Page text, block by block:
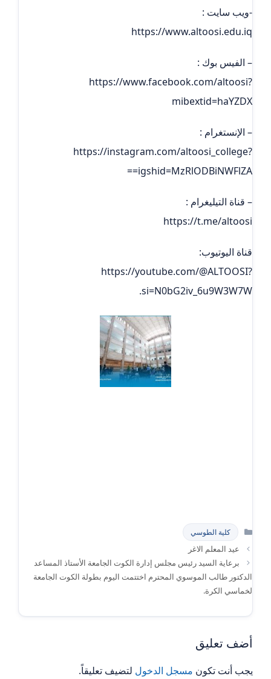
-ويب سايت :
https://www.altoosi.edu.iq
– الفيس بوك :
https://www.facebook.com/altoosi?
mibextid=haYZDX
– الإنستغرام :
https://instagram.com/altoosi_college?
igshid=MzRlODBiNWFlZA==
– قناة التيليغرام :
https://t.me/altoosi
قناة اليوتيوب:
https://youtube.com/@ALTOOSI?
si=N0bG2iv_6u9W3W7W.
التصنيفات
كلية الطوسي
عيد المعلم الاغر
برعاية السيد رئيس مجلس إدارة الكوت الجامعة الأستاذ المساعد
الدكتور طالب الموسوي المحترم اختتمت اليوم بطولة الكوت الجامعة
لخماسي الكرة.
أضف تعليق
يجب أنت تكون مسجل الدخول لتضيف تعليقاً.